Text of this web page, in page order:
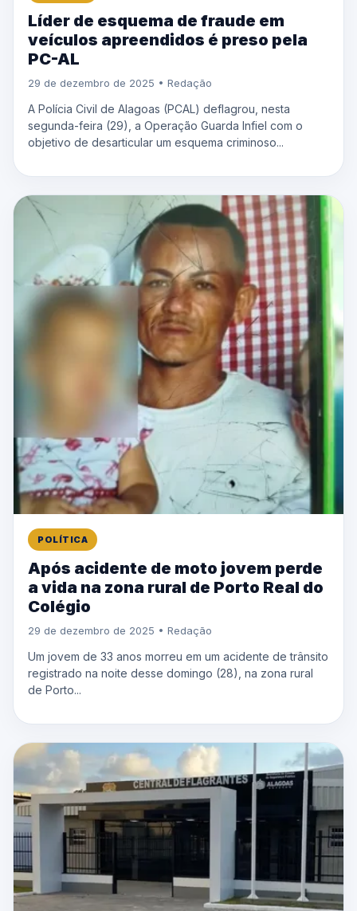
Líder de esquema de fraude em
veículos apreendidos é preso pela
PC-AL
29 de dezembro de 2025 • Redação
A Polícia Civil de Alagoas (PCAL) deflagrou, nesta
segunda-feira (29), a Operação Guarda Infiel com o
objetivo de desarticular um esquema criminoso...
POLÍTICA
Após acidente de moto jovem perde
a vida na zona rural de Porto Real do
Colégio
29 de dezembro de 2025 • Redação
Um jovem de 33 anos morreu em um acidente de trânsito
registrado na noite desse domingo (28), na zona rural
de Porto...